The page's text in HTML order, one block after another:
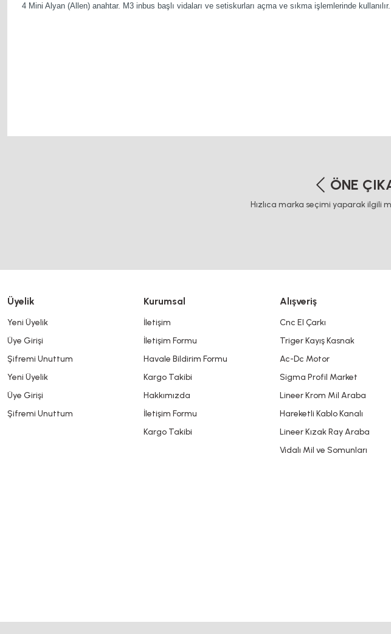
4 Mini Alyan (Allen) anahtar. M3 inbus başlı vidaları ve setiskurları açma ve sıkma işlemlerinde
motor kaplin fiyatları, sigma profil, 3d yazıcı, kremayer dişli, 45x45 sigma profil, delta haberleşme kablosu, delta plc fiyat,
Bu
Bu ürünün fiyat bilgisi, resim, ürün açıklamalarında ve diğer konularda yetersiz gördüğünüz noktaları
ÖNE
Hızlıca marka seçimi yaparak ilgili
Üyelik
Yeni Üyelik
Üye Girişi
Şifremi Unuttum
Yeni Üyelik
Üye Girişi
Şifremi Unuttum
Kurumsal
İletişim
İletişim Formu
Havale Bildirim Formu
Kargo Takibi
Hakkımızda
İletişim Formu
Kargo Takibi
Alışveriş
Cnc El Çarkı
Triger Kayış Kasnak
Ac-Dc Motor
Sigma Profil Market
Lineer Krom Mil Araba
Hareketli Kablo Kanalı
Lineer Kızak Ray Araba
Vidalı Mil ve Somunları